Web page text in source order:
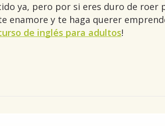
ya, pero por si eres duro de roer
enamore y te haga querer
de inglés para adultos!